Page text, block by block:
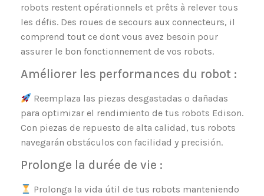
robots restent opérationnels et prêts à relever tous
les défis. Des roues de secours aux connecteurs, il
comprend tout ce dont vous avez besoin pour
assurer le bon fonctionnement de vos robots.
Améliorer les performances du robot :
Reemplaza las piezas desgastadas o dañadas
para optimizar el rendimiento de tus robots Edison.
Con piezas de repuesto de alta calidad, tus robots
navegarán obstáculos con facilidad y precisión.
Prolonge la durée de vie :
Prolonga la vida útil de tus robots manteniendo